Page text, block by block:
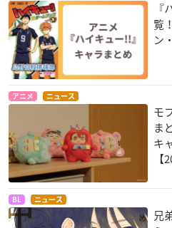
覧
ン
アニメ ニュース
モ
ま
キ
BL ニュース
兄